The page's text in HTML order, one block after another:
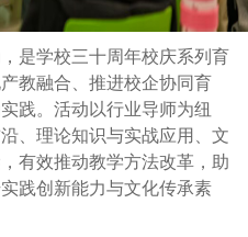
是学校三十周年校庆系列育
教融合、推进校企协同育
践。活动以行业导师为纽
、理论知识与实战应用、文
有效推动教学方法改革，助
践创新能力与文化传承素